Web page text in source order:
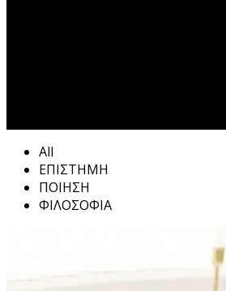
All
ΕΠΙΣΤΗΜΗ
ΠΟΙΗΣΗ
ΦΙΛΟΣΟΦΙΑ